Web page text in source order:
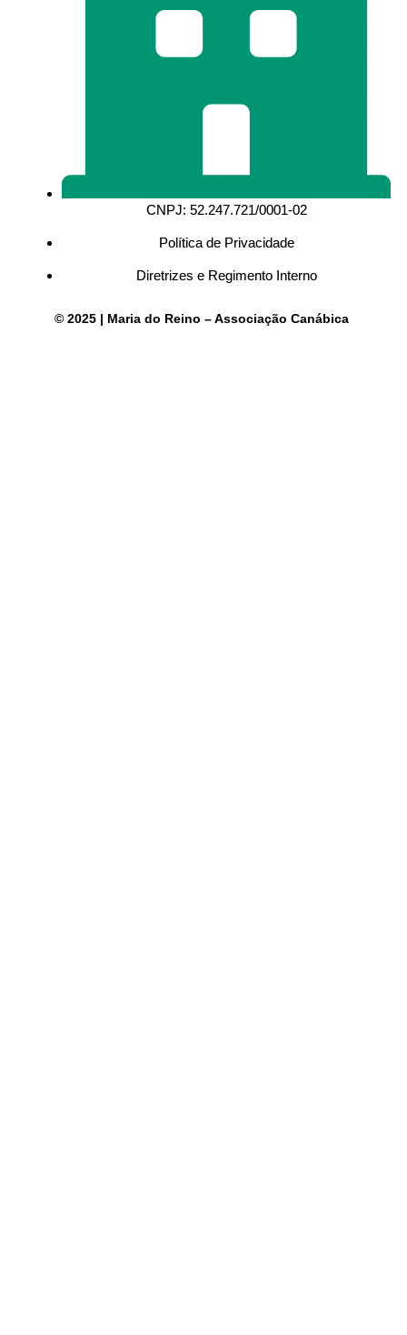
CNPJ: 52.247.721/0001-02
Política de Privacidade
Diretrizes e Regimento Interno
© 2025 | Maria do Reino – Associação Canábica